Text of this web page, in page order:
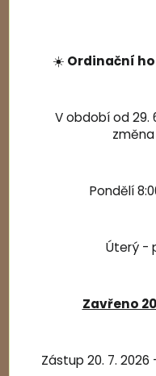
☀️ Ordinační
V období od 29.
Pondělí
Úterý -
Zavřeno
Zástup 20. 7. 2026